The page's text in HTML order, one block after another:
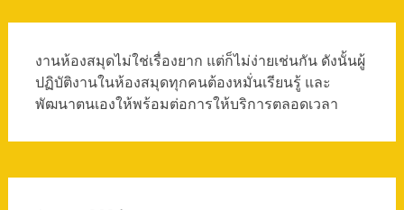
งานห้องสมุดไม่ใช่เรื่องยาก แต่ก็ไม่ง่ายเช่นกัน ดังนั้นผู้
ปฏิบัติงานในห้องสมุดทุกคนต้องหมั่นเรียนรู้ และ
พัฒนาตนเองให้พร้อมต่อการให้บริการตลอดเวลา